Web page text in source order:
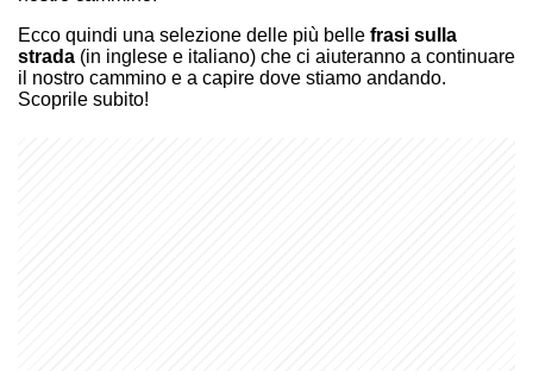
Ecco quindi una selezione delle più belle frasi sulla
strada (in inglese e italiano) che ci aiuteranno a continuare
il nostro cammino e a capire dove stiamo andando.
Scoprile subito!